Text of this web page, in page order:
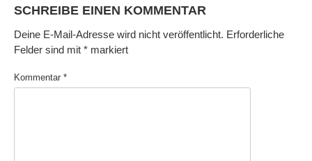
SCHREIBE EINEN KOMMENTAR
Deine E-Mail-Adresse wird nicht veröffentlicht. Erforderliche
Felder sind mit * markiert
Kommentar *